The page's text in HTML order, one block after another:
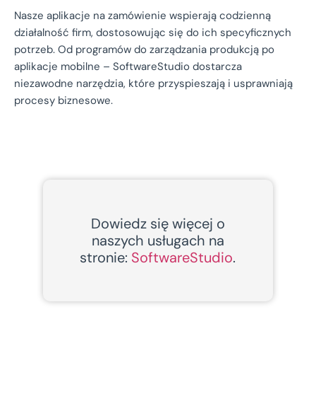
Nasze aplikacje na zamówienie wspierają codzienną
działalność firm, dostosowując się do ich specyficznych
potrzeb. Od programów do zarządzania produkcją po
aplikacje mobilne – SoftwareStudio dostarcza
niezawodne narzędzia, które przyspieszają i usprawniają
procesy biznesowe.
Dowiedz się więcej o
naszych usługach na
stronie: SoftwareStudio.